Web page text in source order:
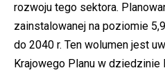
rozwoju tego sektora.
zainstalowanej na poziomie
do 2040 r. Ten wolumen jest
Krajowego Planu w dziedzinie